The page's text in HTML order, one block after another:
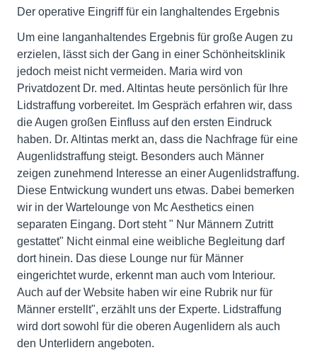
Der operative Eingriff für ein langhaltendes Ergebnis
Um eine langanhaltendes Ergebnis für große Augen zu
erzielen, lässt sich der Gang in einer Schönheitsklinik
jedoch meist nicht vermeiden. Maria wird von
Privatdozent Dr. med. Altintas heute persönlich für Ihre
Lidstraffung vorbereitet. Im Gespräch erfahren wir, dass
die Augen großen Einfluss auf den ersten Eindruck
haben. Dr. Altintas merkt an, dass die Nachfrage für eine
Augenlidstraffung steigt. Besonders auch Männer
zeigen zunehmend Interesse an einer Augenlidstraffung.
Diese Entwickung wundert uns etwas. Dabei bemerken
wir in der Wartelounge von Mc Aesthetics einen
separaten Eingang. Dort steht " Nur Männern Zutritt
gestattet" Nicht einmal eine weibliche Begleitung darf
dort hinein. Das diese Lounge nur für Männer
eingerichtet wurde, erkennt man auch vom Interiour.
Auch auf der Website haben wir eine Rubrik nur für
Männer erstellt", erzählt uns der Experte. Lidstraffung
wird dort sowohl für die oberen Augenlidern als auch
den Unterlidern angeboten.